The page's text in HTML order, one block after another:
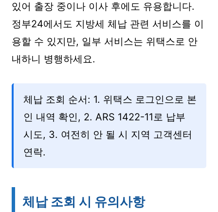
있어 출장 중이나 이사 후에도 유용합니다.
정부24에서도 지방세 체납 관련 서비스를 이
용할 수 있지만, 일부 서비스는 위택스로 안
내하니 병행하세요.
체납 조회 순서: 1. 위택스 로그인으로 본
인 내역 확인, 2. ARS 1422-11로 납부
시도, 3. 여전히 안 될 시 지역 고객센터
연락.
체납 조회 시 유의사항